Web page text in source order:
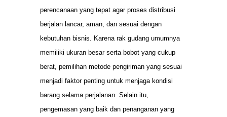
perencanaan yang tepat agar proses distribusi
berjalan lancar, aman, dan sesuai dengan
kebutuhan bisnis. Karena rak gudang umumnya
memiliki ukuran besar serta bobot yang cukup
berat, pemilihan metode pengiriman yang sesuai
menjadi faktor penting untuk menjaga kondisi
barang selama perjalanan. Selain itu,
pengemasan yang baik dan penanganan yang